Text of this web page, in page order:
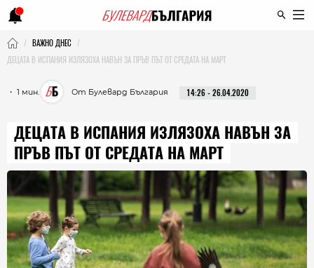
ВАЖНО ДНЕС
ДЕЦАТА В ИСПАНИЯ ИЗЛЯЗОХА НАВЪН ЗА ПРЪВ ПЪТ ОТ СРЕДАТА НА МАРТ
・ 1 мин. От Булевард България 14:26 - 26.04.2020
ДЕЦАТА В ИСПАНИЯ ИЗЛЯЗОХА НАВЪН ЗА
ПРЪВ ПЪТ ОТ СРЕДАТА НА МАРТ